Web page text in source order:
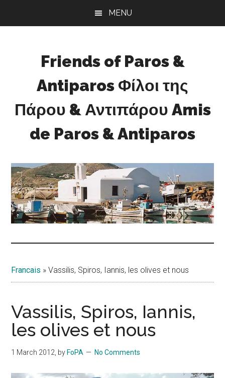
MENU
Friends of Paros &
Antiparos Φίλοι της
Πάρου & Αντιπάρου Amis
de Paros & Antiparos
development
for
Paros
&
Antiparos
Francais »Vassilis, Spiros, Iannis, les olives et nous
Vassilis, Spiros, Iannis,
les olives et nous
1 March 2012, by FoPA No Comments